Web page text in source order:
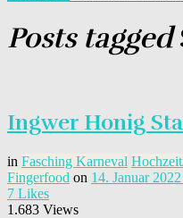
Posts tagged
Ingwer Honig
in Fasching Karneval
Fingerfood on 14. Januar 2022
7 Likes
1.683 Views